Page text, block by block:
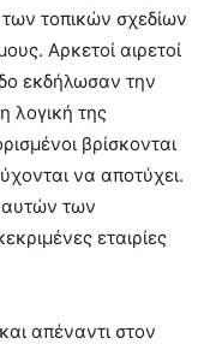
τοπικών σχεδίων
Αρκετοί αιρετοί
εκδήλωσαν την
λογική της
βρίσκονται
να αποτύχει.
των
εταιρίες
απέναντι στον